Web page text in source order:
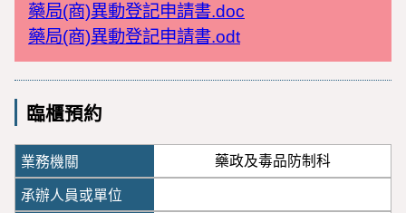
藥局(商)異動登記申請書.doc
藥局(商)異動登記申請書.odt
臨櫃預約
藥政及毒品防制科